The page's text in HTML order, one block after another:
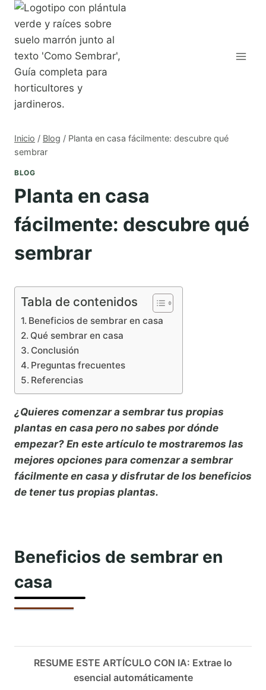
Saltar
contenido
Inicio / Blog / Planta en casa fácilmente: descubre qué
sembrar
BLOG
Planta en casa
fácilmente: descubre qué
sembrar
Tabla de contenidos
Beneficios de sembrar en casa
Qué sembrar en casa
Conclusión
Preguntas frecuentes
Referencias
¿Quieres comenzar a sembrar tus propias
plantas en casa pero no sabes por dónde
empezar? En este artículo te mostraremos las
mejores opciones para comenzar a sembrar
fácilmente en casa y disfrutar de los beneficios
de tener tus propias plantas.
Beneficios de sembrar en
casa
RESUME ESTE ARTÍCULO CON IA: Extrae lo
esencial automáticamente